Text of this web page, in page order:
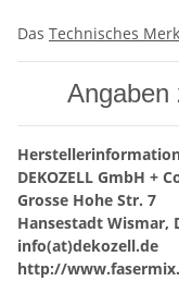
Das Technisches
Angaben
DEKOZELL GmbH +
Grosse Hohe Str. 7
Hansestadt Wismar,
info(at)dekozell.de
http://